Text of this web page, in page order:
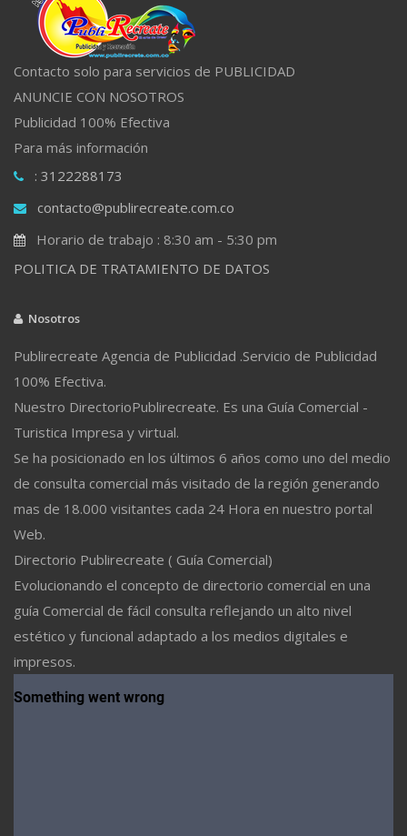
Contacto solo para servicios de PUBLICIDAD
ANUNCIE CON NOSOTROS
Publicidad 100% Efectiva
Para más información
: 3122288173
contacto@publirecreate.com.co
Horario de trabajo : 8:30 am - 5:30 pm
POLITICA DE TRATAMIENTO DE DATOS
Nosotros
Publirecreate Agencia de Publicidad .Servicio de Publicidad
100% Efectiva.
Nuestro DirectorioPublirecreate. Es una Guía Comercial -
Turistica Impresa y virtual.
Se ha posicionado en los últimos 6 años como uno del medio
de consulta comercial más visitado de la región generando
mas de 18.000 visitantes cada 24 Hora en nuestro portal
Web.
Directorio Publirecreate ( Guía Comercial)
Evolucionando el concepto de directorio comercial en una
guía Comercial de fácil consulta reflejando un alto nivel
estético y funcional adaptado a los medios digitales e
impresos.